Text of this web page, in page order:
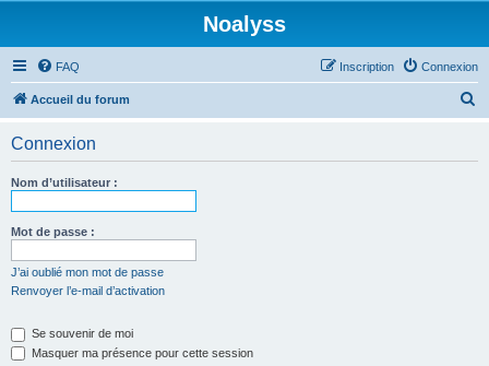
Noalyss
FAQ Connexion
Inscription
Accueil du forum
Connexion
Nom d’utilisateur :
Mot de passe :
J’ai oublié mon mot de passe
Renvoyer l’e-mail d’activation
Se souvenir de moi
Masquer ma présence pour cette session